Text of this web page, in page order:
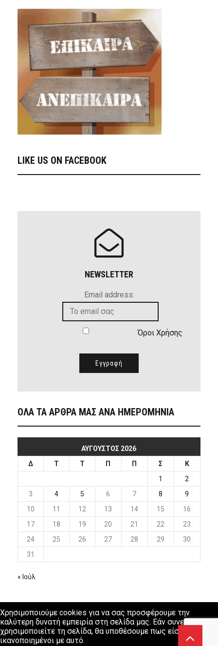
LIKE US ON FACEBOOK
NEWSLETTER
Email address:
Όροι Χρήσης
ΟΛΑ ΤΑ ΑΡΘΡΑ ΜΑΣ ΑΝΑ ΗΜΕΡΟΜΗΝΙΑ
ΑΎΓΟΥΣΤΟΣ 2026
Δ
Τ Τ Π Π Σ
Κ
1
2
3
4 5 6 7 8
9
10
11 12 13 14 15
16
17
18 19 20 21 22
23
24
25 26 27 28 29
30
31
« Ιούλ
Χρησιμοποιούμε cookies για να σας προσφέρουμε την
καλύτερη δυνατή εμπειρία στη σελίδα μας. Εάν συνεχίσετε να
χρησιμοποιείτε τη σελίδα, θα υποθέσουμε πως είστε
ικανοποιημένοι με αυτό.